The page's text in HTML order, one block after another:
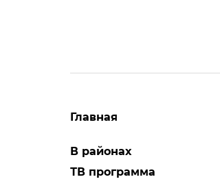
Главная
В районах
ТВ программа